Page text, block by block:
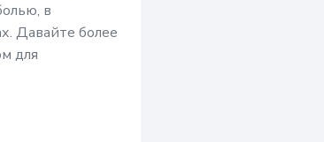
в
Давайте более
для